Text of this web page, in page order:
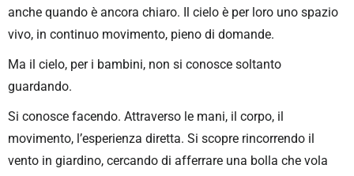
anche quando è ancora chiaro. Il cielo è per loro uno spazio
vivo, in continuo movimento, pieno di domande.
Ma il cielo, per i bambini, non si conosce soltanto
guardando.
Si conosce facendo. Attraverso le mani, il corpo, il
movimento, l’esperienza diretta. Si scopre rincorrendo il
vento in giardino, cercando di afferrare una bolla che vola